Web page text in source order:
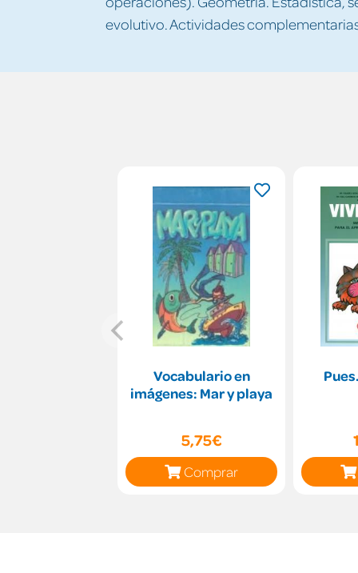
evolutivo. Actividades
Vocabulario en
imágenes: Mar y playa
5,75€
Comprar